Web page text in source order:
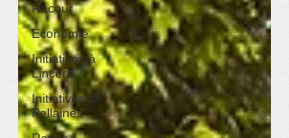
Racour
Économie
Initiatives à
Lincent
Initiatives à
Pellaines